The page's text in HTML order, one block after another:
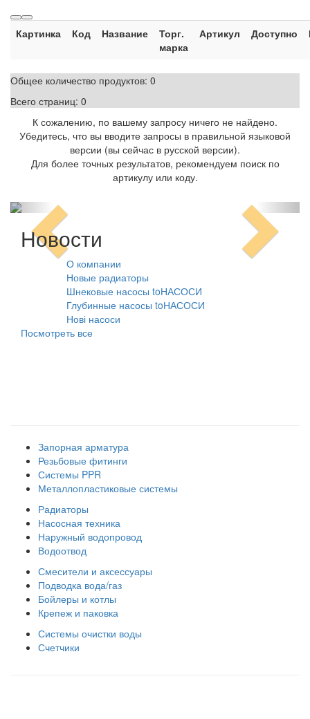
Картинка Код Название
Торг.
марка
Артикул Доступно
Общее количество продуктов: 0
Всего страниц: 0
К сожалению, по вашему запросу ничего не найдено.
Убедитесь, что вы вводите запросы в правильной языковой
версии (вы сейчас в русской версии).
Для более точных результатов, рекомендуем поиск по
артикулу или коду.
Новости
О компании
Новые радиаторы
Шнековые насосы toНАСОСИ
Глубинные насосы toНАСОСИ
Нові насоси
Посмотреть все
Запорная арматура
Резьбовые фитинги
Системы PPR
Металлопластиковые системы
Радиаторы
Насосная техника
Наружный водопровод
Водоотвод
Смесители и аксессуары
Подводка вода/газ
Бойлеры и котлы
Крепеж и паковка
Системы очистки воды
Счетчики